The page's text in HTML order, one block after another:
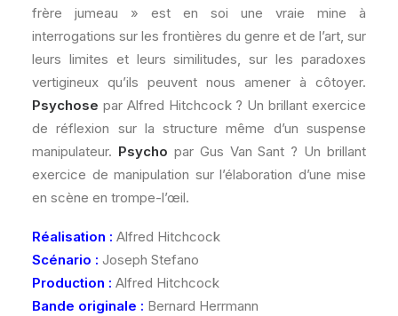
frère jumeau » est en soi une vraie mine à
interrogations sur les frontières du genre et de l’art, sur
leurs limites et leurs similitudes, sur les paradoxes
vertigineux qu’ils peuvent nous amener à côtoyer.
Psychose par Alfred Hitchcock ? Un brillant exercice
de réflexion sur la structure même d’un suspense
manipulateur. Psycho par Gus Van Sant ? Un brillant
exercice de manipulation sur l’élaboration d’une mise
en scène en trompe-l’œil.
Réalisation : Alfred Hitchcock
Scénario : Joseph Stefano
Production : Alfred Hitchcock
Bande originale : Bernard Herrmann